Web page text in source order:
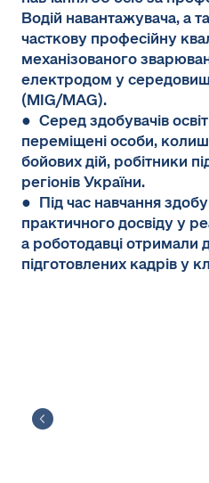
Водій навантажувача, а
часткову професійну
механізованого
електродом у
(MIG/MAG).
● Серед здобувачів
переміщені особи,
бойових дій, робітники
регіонів України.
● Під час навчання
практичного досвіду у
а роботодавці отримали
підготовлених кадрів у